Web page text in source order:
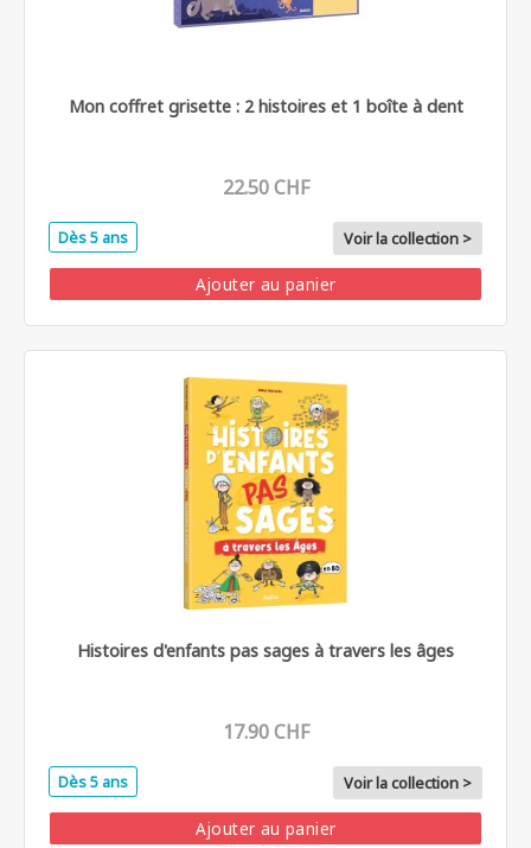
Mon coffret grisette : 2 histoires et 1 boîte à dent
22.50 CHF
Dès 5 ans Voir la collection >
Ajouter au panier
Histoires d'enfants pas sages à travers les âges
17.90 CHF
Dès 5 ans Voir la collection >
Ajouter au panier